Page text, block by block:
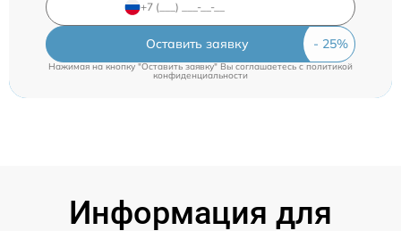
Оставить заявку
Нажимая на кнопку "Оставить заявку" Вы соглашаетесь cполитикой
конфиденциальности
Информация для